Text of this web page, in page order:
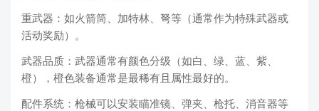
重武器：如火箭筒、加特林、弩等（通常作为特殊武器或
活动奖励）。
武器品质：武器通常有颜色分级（如白、绿、蓝、紫、
橙），橙色装备通常是最稀有且属性最好的。
配件系统：枪械可以安装瞄准镜、弹夹、枪托、消音器等